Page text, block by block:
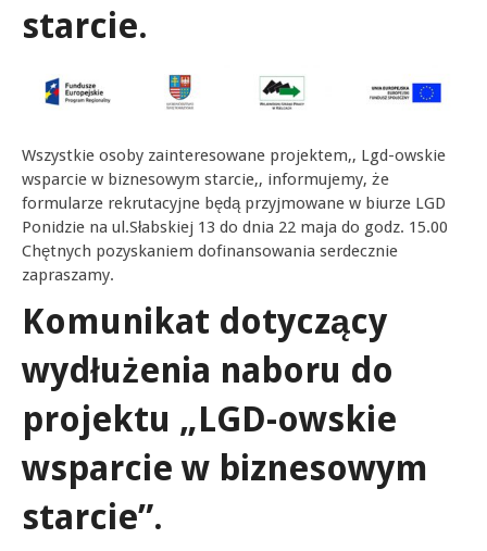
starcie.
Wszystkie osoby zainteresowane projektem,, Lgd-owskie
wsparcie w biznesowym starcie,, informujemy, że
formularze rekrutacyjne będą przyjmowane w biurze LGD
Ponidzie na ul.Słabskiej 13 do dnia 22 maja do godz. 15.00
Chętnych pozyskaniem dofinansowania serdecznie
zapraszamy.
Komunikat dotyczący
wydłużenia naboru do
projektu „LGD-owskie
wsparcie w biznesowym
starcie”.